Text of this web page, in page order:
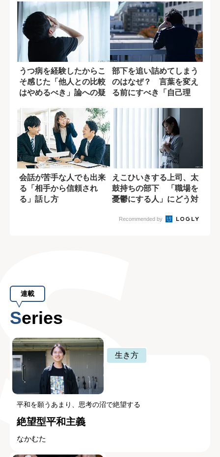
うつ病を経験したからこ
そ感じた「他人との比較
はやめるべき」論への疑
部下を追い詰めてしまう
のはなぜ？ 言葉を変え
る前にすべき「自己理
会話が苦手な人でも出来
る「相手から信頼され
る」話し方
えこひいきする上司、太
鼓持ちの部下 「職場を
憂鬱にする人」にどう対
Recommended by
連載
Series
生き方
平和を願うあまり、思考の沼で絶望する
絶望型平和主義
なかむた